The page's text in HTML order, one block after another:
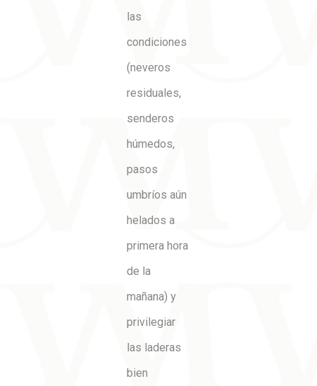
las
condiciones
(neveros
residuales,
senderos
húmedos,
pasos
umbríos aún
helados a
primera hora
de la
mañana) y
privilegiar
las laderas
bien